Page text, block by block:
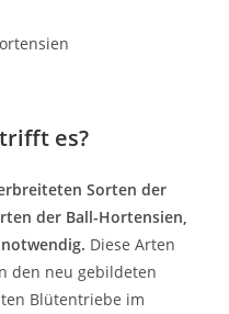
es?
Sorten der
der Ball-Hortensien,
Diese Arten
den neu gebildeten
Blütentriebe im